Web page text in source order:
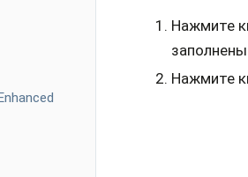
Нажмите
Нажмите